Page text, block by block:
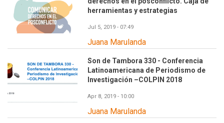
herramientas y estrategias
Jul 5, 2019 - 07:49
Juana Marulanda
Son de Tambora 330 - Conferencia
Latinoamericana de Periodismo de
Investigación –COLPIN 2018
Apr 8, 2019 - 10:00
Juana Marulanda